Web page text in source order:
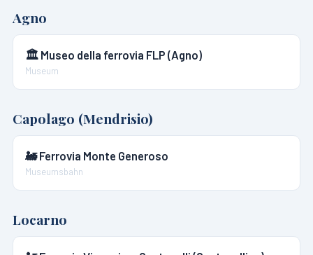
Agno
🏛️ Museo della ferrovia FLP (Agno)
Museum
Capolago (Mendrisio)
🚂Ferrovia Monte Generoso
Museumsbahn
Locarno